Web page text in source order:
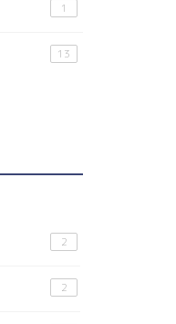
1
13
2
2